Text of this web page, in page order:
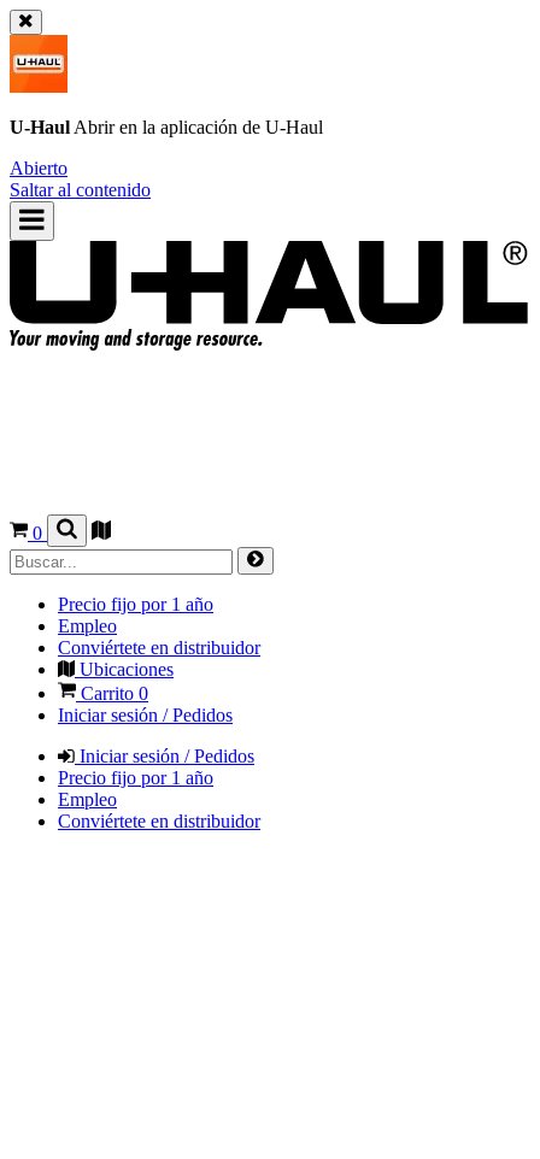
U-Haul Abrir en la aplicación de U-Haul
Abierto
Saltar al contenido
0
Precio fijo por 1 año
Empleo
Conviértete en distribuidor
Ubicaciones
Carrito 0
Iniciar sesión / Pedidos
Iniciar sesión / Pedidos
Precio fijo por 1 año
Empleo
Conviértete en distribuidor